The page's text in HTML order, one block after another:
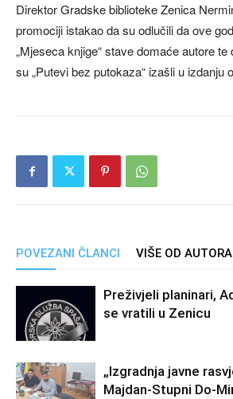
Direktor Gradske biblioteke Zenica
promociji istakao da su odlučili da ove
„Mjeseca knjige“ stave domaće autore
su „Putevi bez putokaza“ izašli u izdanju
POVEZANI ČLANCI VIŠE OD AUTORA
Preživjeli planinari,
se vratili u Zenicu
„Izgradnja javne
Majdan-Stupni Do-